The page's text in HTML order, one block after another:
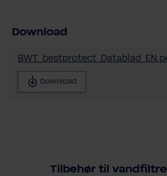
Download
Download
Tilbehør til